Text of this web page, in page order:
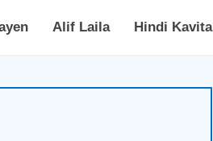
Alif Laila Hindi Kavita